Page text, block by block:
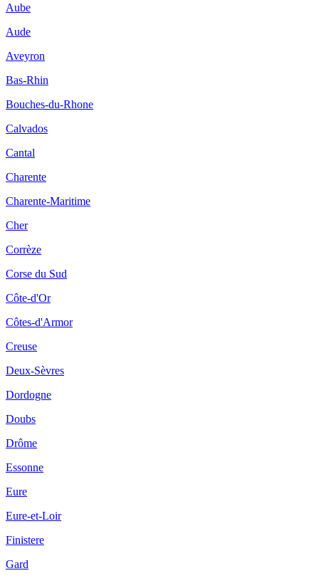
Aube
Aude
Aveyron
Bas-Rhin
Bouches-du-Rhone
Calvados
Cantal
Charente
Charente-Maritime
Cher
Corrèze
Corse du Sud
Côte-d'Or
Côtes-d'Armor
Creuse
Deux-Sèvres
Dordogne
Doubs
Drôme
Essonne
Eure
Eure-et-Loir
Finistere
Gard